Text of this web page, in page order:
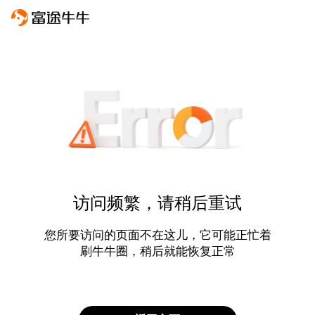
访问频繁，请稍后重试
您所要访问的页面不在这儿，它可能正忙着
刷牛牛圈，稍后就能恢复正常